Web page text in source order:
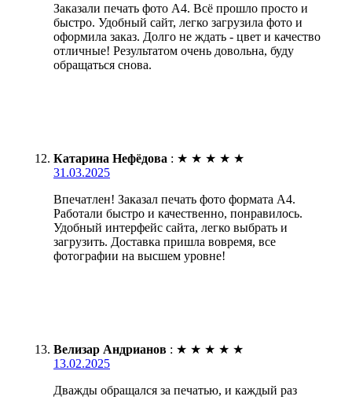
Заказали печать фото А4. Всё прошло просто и
быстро. Удобный сайт, легко загрузила фото и
оформила заказ. Долго не ждать - цвет и качество
отличные! Результатом очень довольна, буду
обращаться снова.
Катарина Нефёдова : ★ ★ ★ ★ ★
31.03.2025
Впечатлен! Заказал печать фото формата А4.
Работали быстро и качественно, понравилось.
Удобный интерфейс сайта, легко выбрать и
загрузить. Доставка пришла вовремя, все
фотографии на высшем уровне!
Велизар Андрианов : ★ ★ ★ ★ ★
13.02.2025
Дважды обращался за печатью, и каждый раз